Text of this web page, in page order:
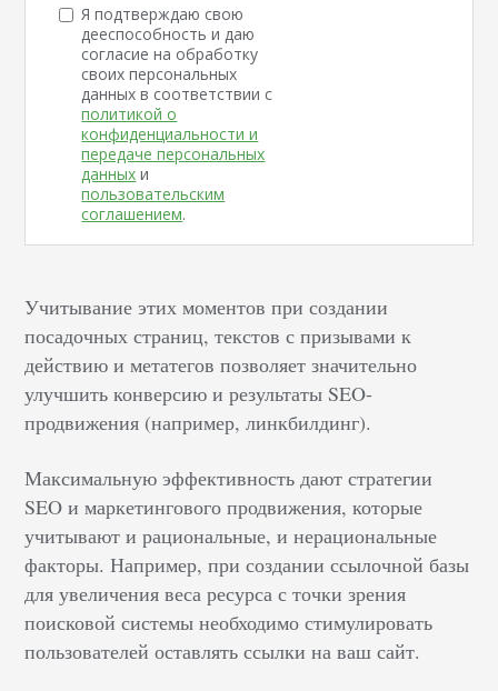
Я подтверждаю свою
дееспособность и даю
согласие на обработку
своих персональных
данных в соответствии с
политикой о
конфиденциальности и
передаче персональных
данных и
пользовательским
соглашением.
Учитывание этих моментов при создании
посадочных страниц, текстов с призывами к
действию и метатегов позволяет значительно
улучшить конверсию и результаты SEO-
продвижения (например, линкбилдинг).
Максимальную эффективность дают стратегии
SEO и маркетингового продвижения, которые
учитывают и рациональные, и нерациональные
факторы. Например, при создании ссылочной базы
для увеличения веса ресурса с точки зрения
поисковой системы необходимо стимулировать
пользователей оставлять ссылки на ваш сайт.